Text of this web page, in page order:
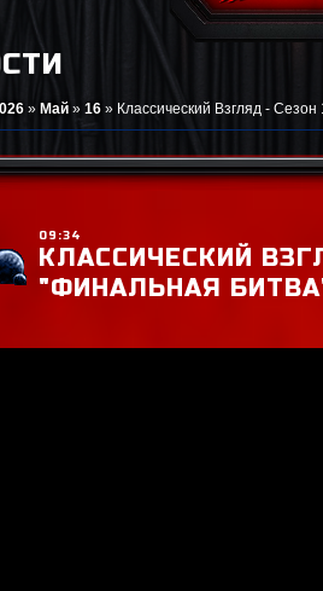
» Май » 16 » Классический Взгляд -
09:34
КЛАССИЧЕСКИЙ
"ФИНАЛЬНАЯ